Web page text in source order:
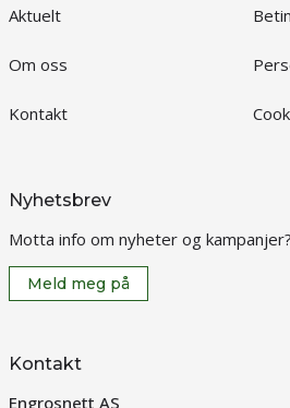
Aktuelt
Om oss
Kontakt
Nyhetsbrev
Motta info om nyheter og kampanjer?
Meld meg på
Kontakt
Engrosnett AS